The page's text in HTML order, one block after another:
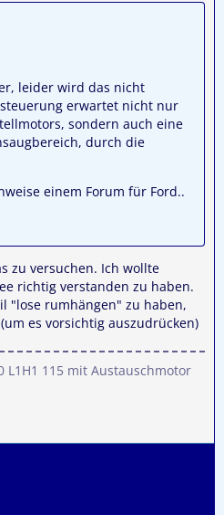
leider wird das nicht
erwartet nicht nur
sondern auch eine
durch die
einem Forum für Ford..
zu versuchen. Ich wollte
richtig verstanden zu haben.
"lose rumhängen" zu haben,
es vorsichtig auszudrücken)
L1H1 115 mit Austauschmotor